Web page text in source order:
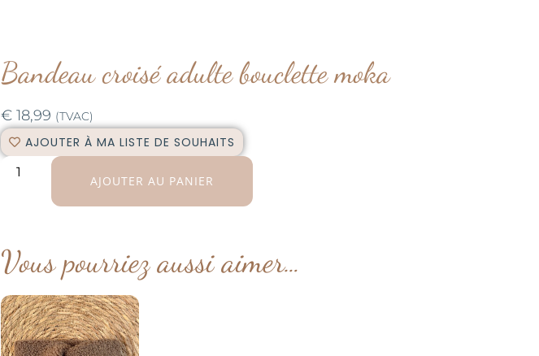
Bandeau croisé adulte bouclette moka
€ 18,99 (TVAC)
AJOUTER À MA LISTE DE SOUHAITS
AJOUTER AU PANIER
Vous pourriez aussi aimer…